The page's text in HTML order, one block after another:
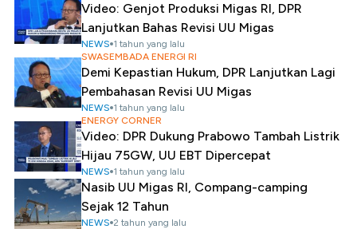
Video: Genjot Produksi Migas RI, DPR
Lanjutkan Bahas Revisi UU Migas
NEWS 1 tahun yang lalu
SWASEMBADA ENERGI RI
Demi Kepastian Hukum, DPR Lanjutkan Lagi
Pembahasan Revisi UU Migas
NEWS 1 tahun yang lalu
ENERGY CORNER
Video: DPR Dukung Prabowo Tambah Listrik
Hijau 75GW, UU EBT Dipercepat
NEWS 1 tahun yang lalu
Nasib UU Migas RI, Compang-camping
Sejak 12 Tahun
NEWS 2 tahun yang lalu